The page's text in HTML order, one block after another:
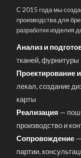
С 2015 года мы
производства для
разработки изделия
Анализ и
тканей, фурнитуры
Проектирование
лекал, создание
карты
Реализация —
производство и
Сопровождение—
партии,